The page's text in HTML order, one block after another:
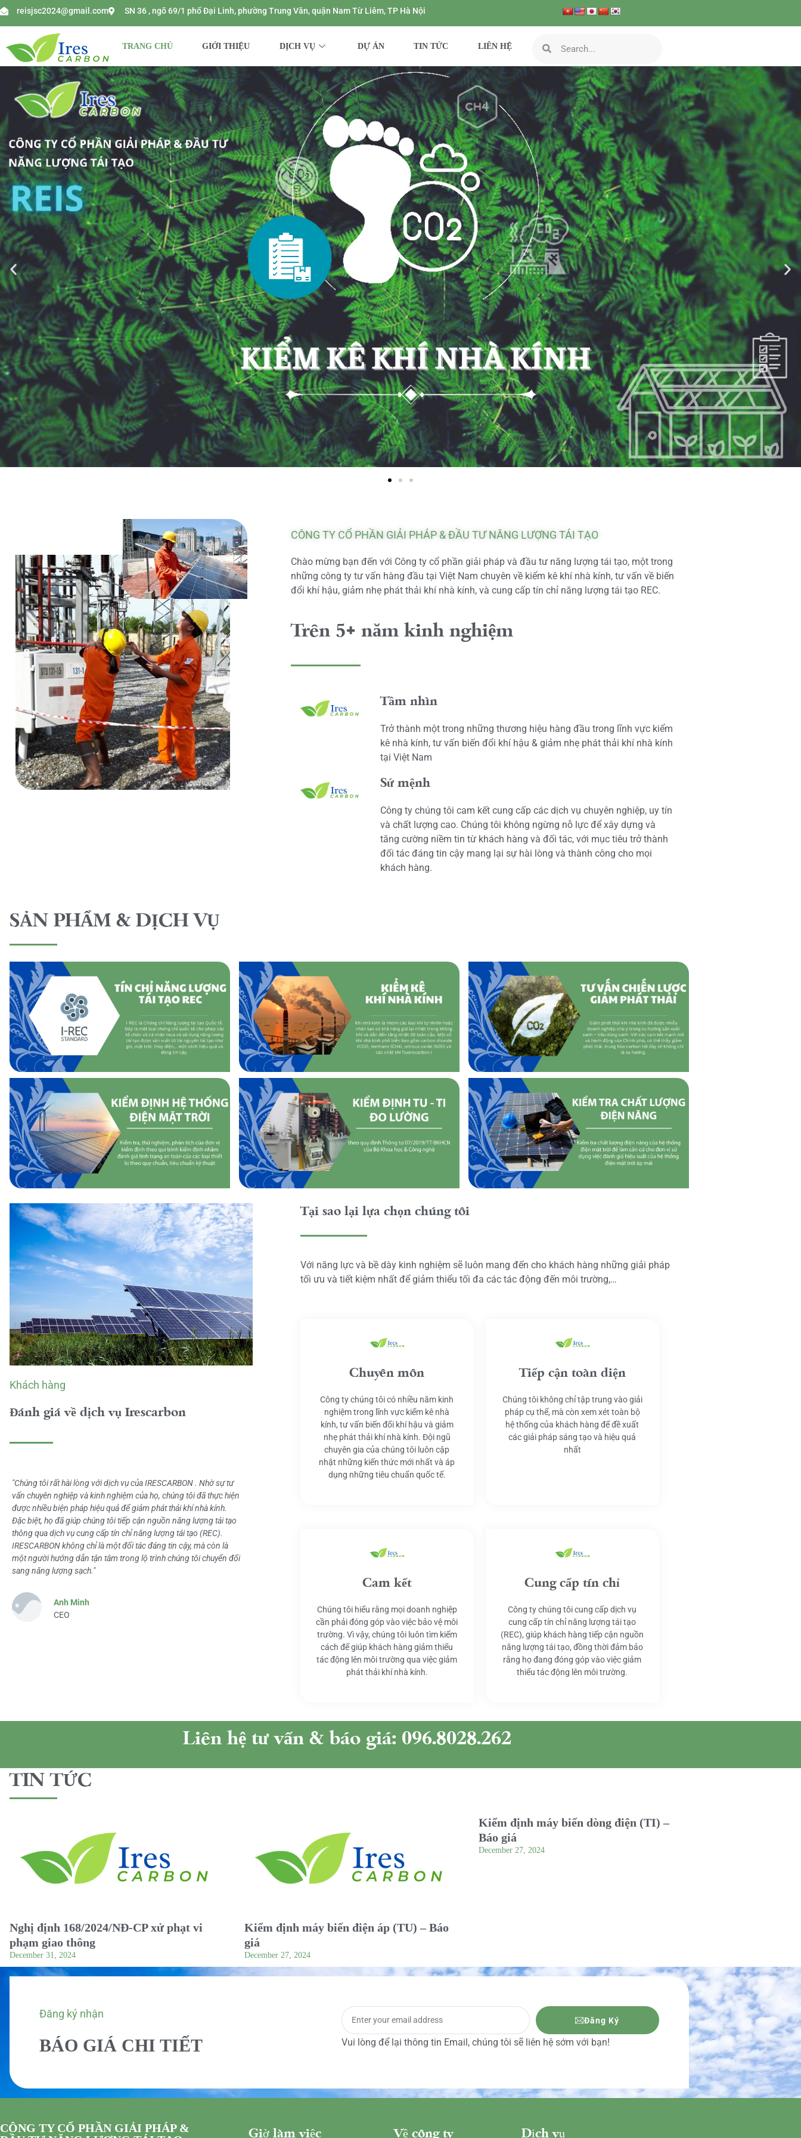
reisjsc2024@gmail.com SN 36 , ngõ 69/1 phố Đại Linh, phường Trung Văn, quận Nam Từ Liêm, TP Hà Nội
TRANG CHỦ GIỚI THIỆU DỊCH VỤ DỰ ÁN TIN TỨC LIÊN HỆ
CÔNG TY CỔ PHẦN GIẢI PHÁP & ĐẦU TƯ NĂNG LƯỢNG TÁI TẠO
Chào mừng bạn đến với Công ty cổ phần giải pháp và đầu tư năng lượng tái tạo, một trong
những công ty tư vấn hàng đầu tại Việt Nam chuyên về kiểm kê khí nhà kính, tư vấn về biến
đổi khí hậu, giảm nhẹ phát thải khí nhà kính, và cung cấp tín chỉ năng lượng tái tạo REC.
Trên 5+ năm kinh nghiệm
Tầm nhìn
Trở thành một trong những thương hiệu hàng đầu trong lĩnh vực kiểm
kê nhà kính, tư vấn biến đổi khí hậu & giảm nhẹ phát thải khí nhà kính
tại Việt Nam
Sứ mệnh
Công ty chúng tôi cam kết cung cấp các dịch vụ chuyên nghiệp, uy tín
và chất lượng cao. Chúng tôi không ngừng nỗ lực để xây dựng và
tăng cường niềm tin từ khách hàng và đối tác, với mục tiêu trở thành
đối tác đáng tin cậy mang lại sự hài lòng và thành công cho mọi
khách hàng.
SẢN PHẨM & DỊCH VỤ
Khách hàng
Đánh giá về dịch vụ Irescarbon
"Chúng tôi rất hài lòng với dịch vụ của IRESCARBON . Nhờ sự tư
vấn chuyên nghiệp và kinh nghiệm của họ, chúng tôi đã thực hiện
được nhiều biện pháp hiệu quả để giảm phát thải khí nhà kính.
Đặc biệt, họ đã giúp chúng tôi tiếp cận nguồn năng lượng tái tạo
thông qua dịch vụ cung cấp tín chỉ năng lượng tái tạo (REC).
IRESCARBON không chỉ là một đối tác đáng tin cậy, mà còn là
một người hướng dẫn tận tâm trong lộ trình chúng tôi chuyển đổi
sang năng lượng sạch."
Anh Minh
CEO
Tại sao lại lựa chọn chúng tôi
Với năng lực và bề dày kinh nghiệm sẽ luôn mang đến cho khách hàng những giải pháp
tối ưu và tiết kiệm nhất để giảm thiểu tối đa các tác động đến môi trường,…
Chuyên môn
Công ty chúng tôi có nhiều năm kinh
nghiệm trong lĩnh vực kiểm kê nhà
kính, tư vấn biến đổi khí hậu và giảm
nhẹ phát thải khí nhà kính. Đội ngũ
chuyên gia của chúng tôi luôn cập
nhật những kiến thức mới nhất và áp
dụng những tiêu chuẩn quốc tế.
Tiếp cận toàn diện
Chúng tôi không chỉ tập trung vào giải
pháp cụ thể, mà còn xem xét toàn bộ
hệ thống của khách hàng để đề xuất
các giải pháp sáng tạo và hiệu quả
nhất
Cam kết
Chúng tôi hiểu rằng mọi doanh nghiệp
cần phải đóng góp vào việc bảo vệ môi
trường. Vì vậy, chúng tôi luôn tìm kiếm
cách để giúp khách hàng giảm thiểu
tác động lên môi trường qua việc giảm
phát thải khí nhà kính.
Cung cấp tín chỉ
Công ty chúng tôi cung cấp dịch vụ
cung cấp tín chỉ năng lượng tái tạo
(REC), giúp khách hàng tiếp cận nguồn
năng lượng tái tạo, đồng thời đảm bảo
rằng họ đang đóng góp vào việc giảm
thiểu tác động lên môi trường.
Liên hệ tư vấn & báo giá: 096.8028.262
TIN TỨC
Nghị định 168/2024/NĐ-CP xử phạt vi
phạm giao thông
December 31, 2024
Kiểm định máy biến điện áp (TU) – Báo
giá
December 27, 2024
Kiểm định máy biến dòng điện (TI) –
Báo giá
December 27, 2024
Đăng ký nhận
BÁO GIÁ CHI TIẾT
Đăng Ký
Vui lòng để lại thông tin Email, chúng tôi sẽ liên hệ sớm với bạn!
CÔNG TY CỔ PHẦN GIẢI PHÁP &
Giờ làm việc Về công ty Dịch vụ